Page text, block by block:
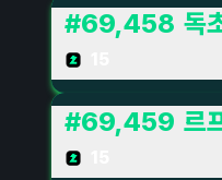
#69,458 독
#69,459 르